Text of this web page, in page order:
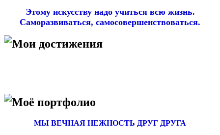
Этому искусству надо учиться всю жизнь.
Саморазвиваться, самосовершенствоваться.
Мои достижения
Моё портфолио
МЫ ВЕЧНАЯ НЕЖНОСТЬ ДРУГ ДРУГА